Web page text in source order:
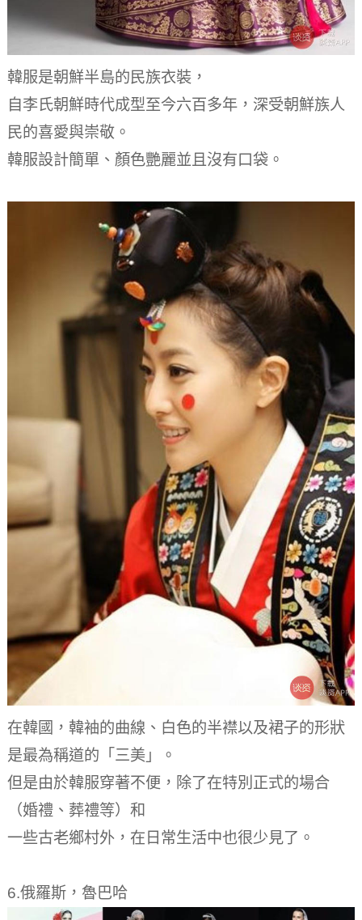
韓服是朝鮮半島的民族衣裝，
自李氏朝鮮時代成型至今六百多年，深受朝鮮族人
民的喜愛與崇敬。
韓服設計簡單、顏色艷麗並且沒有口袋。
在韓國，韓袖的曲線、白色的半襟以及裙子的形狀
是最為稱道的「三美」。
但是由於韓服穿著不便，除了在特別正式的場合
（婚禮、葬禮等）和
一些古老鄉村外，在日常生活中也很少見了。
6.俄羅斯，魯巴哈